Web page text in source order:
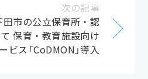
次の記事
市の公立保育所・認
保育・教育施設向け
ビス「CoDMON」導入